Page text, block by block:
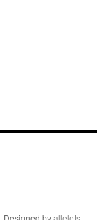
. Designed byallelets